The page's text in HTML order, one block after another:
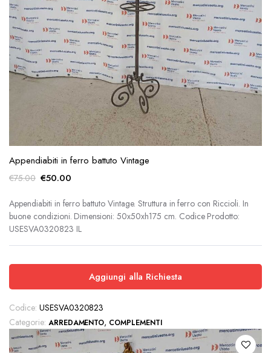
Appendiabiti in ferro battuto Vintage
€75.00 Il
originale
era:
€75.00.
€50.00Il
attuale
è:
€50.00.
Appendiabiti in ferro battuto Vintage. Struttura in ferro con Riccioli. In
buone condizioni. Dimensioni: 50x50xh175 cm. Codice Prodotto:
USESVA0320823 IL
Aggiungi alla Richiesta
Codice: USESVA0320823
Categorie: ARREDAMENTO, COMPLEMENTI